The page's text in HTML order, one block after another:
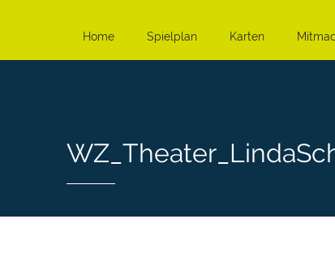
Home Spielplan Karten